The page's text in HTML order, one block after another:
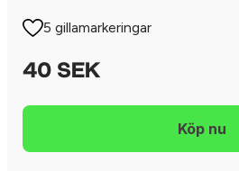
5 gillamarkeringar
40 SEK